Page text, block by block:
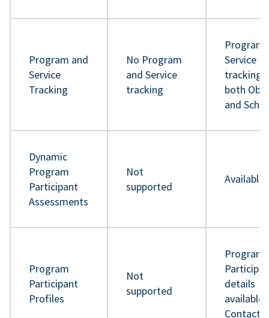
Program and
Service
Tracking
No Program
and Service
tracking
Program
Service
tracking
both
and
Dynamic
Program
Participant
Assessments
Not
supported
Available
Program
Participant
Profiles
Not
supported
Program
details
available
Contact